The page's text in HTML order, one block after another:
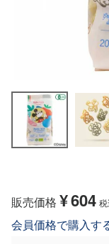
販売価格 ¥604
会員価格で購入す